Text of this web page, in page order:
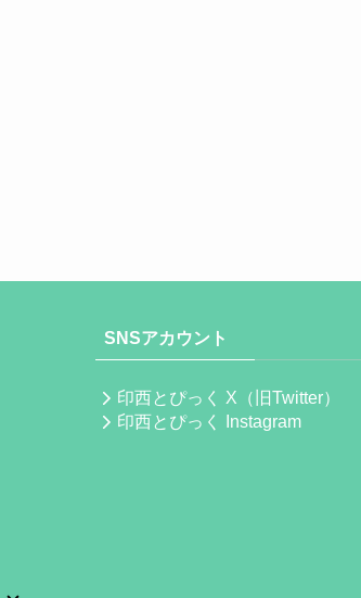
SNSアカウント
印西とぴっく X（旧Twitter）
印西とぴっく Instagram